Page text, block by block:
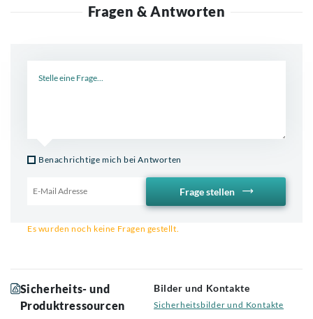
Fragen & Antworten
Benachrichtige mich bei Antworten
Frage stellen
Es wurden noch keine Fragen gestellt.
Sicherheits- und
Produktressourcen
Bilder und Kontakte
Sicherheitsbilder und Kontakte